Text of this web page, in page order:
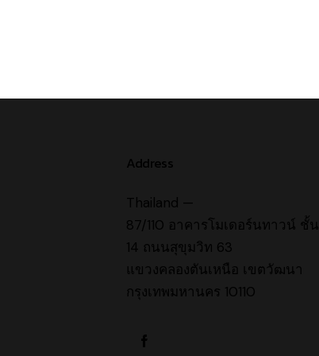
Address
Thailand —
87/110 อาคารโมเดอร์นทาวน์ ชั้น
14 ถนนสุขุมวิท 63
แขวงคลองตันเหนือ เขตวัฒนา
กรุงเทพมหานคร 10110